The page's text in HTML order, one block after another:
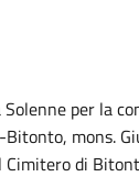
per la
mons.
Cimitero di